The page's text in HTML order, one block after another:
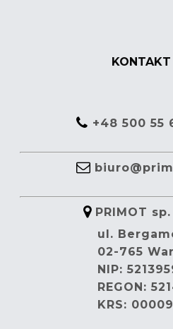
KONTAKT
+48 500 55
PRIMOT
ul.
02-765
NIP:
REGON:
KRS: